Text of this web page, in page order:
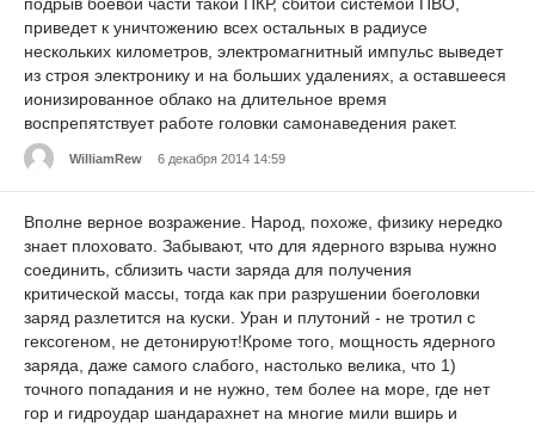
приведет к уничтожению всех остальных в радиусе
нескольких километров, электромагнитный импульс выведет
из строя электронику и на больших удалениях, а оставшееся
ионизированное облако на длительное время
воспрепятствует работе головки самонаведения ракет.
WilliamRew 6 декабря 2014 14:59
Вполне верное возражение. Народ, похоже, физику нередко
знает плоховато. Забывают, что для ядерного взрыва нужно
соединить, сблизить части заряда для получения
критической массы, тогда как при разрушении боеголовки
заряд разлетится на куски. Уран и плутоний - не тротил с
гексогеном, не детонируют!Кроме того, мощность ядерного
заряда, даже самого слабого, настолько велика, что 1)
точного попадания и не нужно, тем более на море, где нет
гор и гидроудар шандарахнет на многие мили вширь и